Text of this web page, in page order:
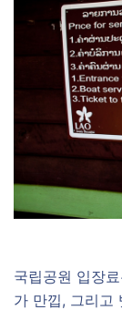
국립공원 입장
가 만낍, 그리고